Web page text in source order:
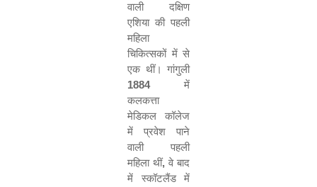
वाली दक्षिण
एशिया की पहली
महिला
चिकित्सकों में से
एक थीं। गांगुली
1884 में
कलकत्ता
मेडिकल कॉलेज
में प्रवेश पाने
वाली पहली
महिला थीं, वे बाद
में स्कॉटलैंड में